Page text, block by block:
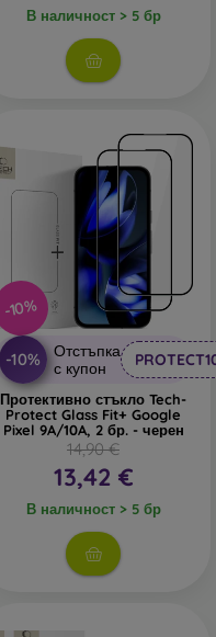
В наличност > 5 бр
-10%
-10%
Отстъпка
с купон
Протективно стъкло Tech-
Protect Glass Fit+ Google
Pixel 9A/10A, 2 бр. - черен
14,90 €
13,42 €
В наличност > 5 бр